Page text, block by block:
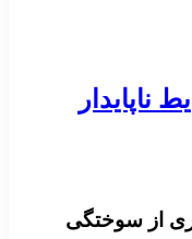
ناپایدار
از سوختگی